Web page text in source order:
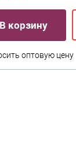
В корзину
оптовую цену